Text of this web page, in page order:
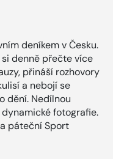
deníkem v Česku.
denně přečte více
přináší rozhovory
a nebojí se
dění. Nedílnou
fotografie.
páteční Sport